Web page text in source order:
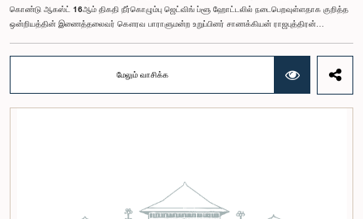
கொண்டு ஆகஸ்ட் 16ஆம் திகதி நீர்கொழும்பு ஜெட்விங் ப்ளூ ஹோட்டலில் நடைபெறவுள்ளதாக குறித்த
ஒன்றியத்தின் இணைத்தலைவர் கௌரவ பாராளுமன்ற உறுப்பினர் சாணக்கியன் ராஜபுத்திரன்
பங்கேற்புடன் திறந்த பாராளுமன்றக் கருத்திட்டத்தை மேலும் முன்னெடுத்துச் செல்லும் நோக்கில் இந்த
செயலமர்வு தொடர் ஏற்பாடு செய்யப்படுகின்றது. இதில் ஒன்றியத்தின் உறுப்பினர்கள் மற்றும் கம்பஹா
மாவட்டத்தை பிரதிநிதித்துவப்படுத்தும் பாராளுமன்ற உறுப்பினர்களும் பங்கேற்கவிருக்கின்றனர்.இந்த
இச்செயலமர்வு தொடருக்கான அபிவிருத்தி பங்காளராக அனுசரணை வழங்கும் CII (Coalition for
Inclusive Impact) நிறுவனத்தின் பிரதிநிதிகளும் கலந்துகொண்டனர்.இந்த செயலமர்வில் பங்கேற்க
விரும்பும் கம்பஹா மாவட்டத்தைச் சேர்ந்த 18 – 35 வயதுக்குட்பட்ட இளைஞர், யுவதிகள் இங்கே
மேலும் வாசிக்க